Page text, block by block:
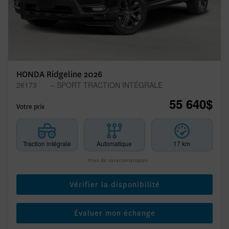
HONDA Ridgeline 2026
26173 – SPORT TRACTION INTÉGRALE
Votre prix 55 640$
Traction intégrale Automatique 17 km
Plus de caractéristiques
Vérifier la disponibilité
Évaluer mon échange